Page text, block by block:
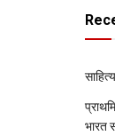
भारत